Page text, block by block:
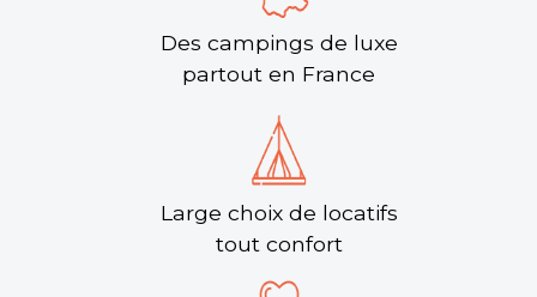
Des campings de luxe
partout en France
Large choix de locatifs
tout confort